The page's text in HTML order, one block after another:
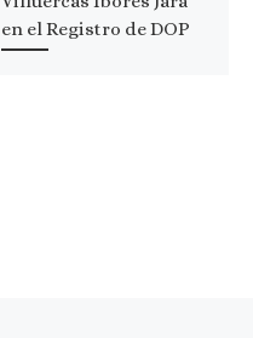
en el Registro de DOP